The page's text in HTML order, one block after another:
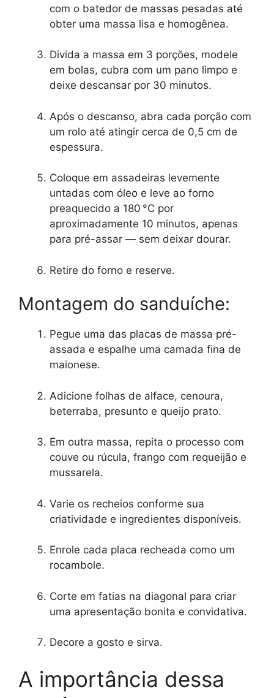
com o batedor de massas pesadas até
obter uma massa lisa e homogênea.
Divida a massa em 3 porções, modele
em bolas, cubra com um pano limpo e
deixe descansar por 30 minutos.
Após o descanso, abra cada porção com
um rolo até atingir cerca de 0,5 cm de
espessura.
Coloque em assadeiras levemente
untadas com óleo e leve ao forno
preaquecido a 180 °C por
aproximadamente 10 minutos, apenas
para pré-assar — sem deixar dourar.
Retire do forno e reserve.
Montagem do sanduíche:
Pegue uma das placas de massa pré-
assada e espalhe uma camada fina de
maionese.
Adicione folhas de alface, cenoura,
beterraba, presunto e queijo prato.
Em outra massa, repita o processo com
couve ou rúcula, frango com requeijão e
mussarela.
Varie os recheios conforme sua
criatividade e ingredientes disponíveis.
Enrole cada placa recheada como um
rocambole.
Corte em fatias na diagonal para criar
uma apresentação bonita e convidativa.
Decore a gosto e sirva.
A importância dessa